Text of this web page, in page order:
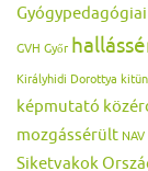
GVH Győr
Királyhidi Dorottya
képmutató
mozgássérült NAV
Siketvakok